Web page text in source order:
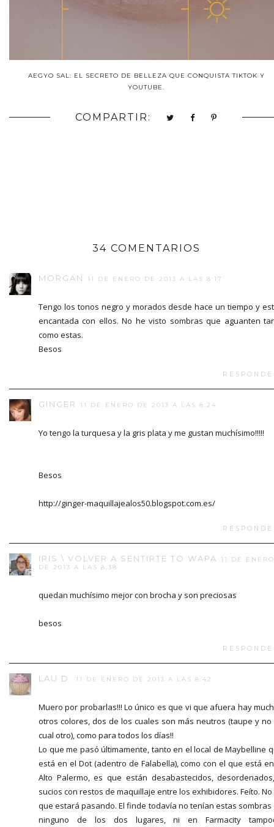
AEGYO SAL: EL SECRETO DE BELLEZA QUE CONQUISTA TIKTOK Y
YOUTUBE.
COMPARTIR:
34 COMENTARIOS
MORGAN 11 DE ENERO DE 2013 A LAS 8:17
Tengo los tonos negro y morados desde hace un tiempo y
encantada con ellos. No he visto sombras que aguanten
como estas.
Besos
GINGER 11 DE ENERO DE 2013 A LAS 8:24
Yo tengo la turquesa y la gris plata y me gustan muchísimo!!!!!
Besos
http://ginger-maquillajealos50.blogspot.com.es/
IRIS \ VOLVER A SENTIRTE TO WAPA
11 DE ENERO
DE 2013 A LAS 8:38
quedan muchísimo mejor con brocha y son preciosas
besos
LAU D. 11 DE ENERO DE 2013 A LAS 8:42
Muero por probarlas!!! Lo único es que vi que afuera hay
otros colores, dos de los cuales son más neutros (taupe y no
cual otro), como para todos los días!!
Lo que me pasó últimamente, tanto en el local de Maybelline
está en el Dot (adentro de Falabella), como con el que está
Alto Palermo, es que están desabastecidos,
sucios con restos de maquillaje entre los exhibidores. Feíto. No
que estará pasando. El finde todavía no tenían estas sombras
ninguno de los dos lugares, ni en Farmacity